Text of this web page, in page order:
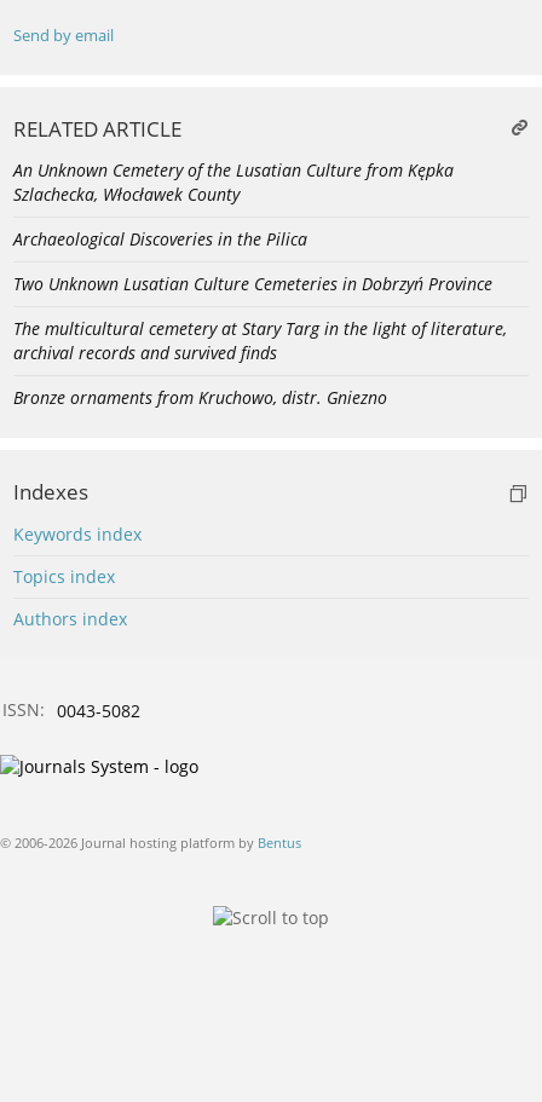
Send by email
RELATED ARTICLE
An Unknown Cemetery of the Lusatian Culture from Kępka
Szlachecka, Włocławek County
Archaeological Discoveries in the Pilica
Two Unknown Lusatian Culture Cemeteries in Dobrzyń Province
The multicultural cemetery at Stary Targ in the light of literature,
archival records and survived finds
Bronze ornaments from Kruchowo, distr. Gniezno
Indexes
Keywords index
Topics index
Authors index
ISSN: 0043-5082
© 2006-2026 Journal hosting platform by Bentus